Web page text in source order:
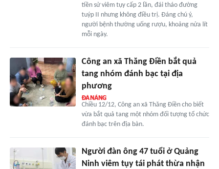
tiền sử viêm tụy cấp 2 lần, đái tháo đường
tuýp II nhưng không điều trị. Đáng chú ý,
người bệnh thường uống rượu, khoảng nửa lít
mỗi ngày.
Công an xã Thăng Điền bắt quả
tang nhóm đánh bạc tại địa
phương
Chiều 12/12, Công an xã Thăng Điền cho biết
vừa bắt quả tang một nhóm đối tượng tổ chức
đánh bạc trên địa bàn.
Người đàn ông 47 tuổi ở Quảng
Ninh viêm tụy tái phát thừa nhận